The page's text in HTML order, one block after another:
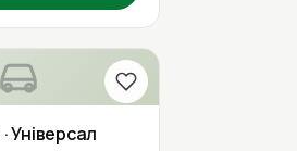
· Універсал